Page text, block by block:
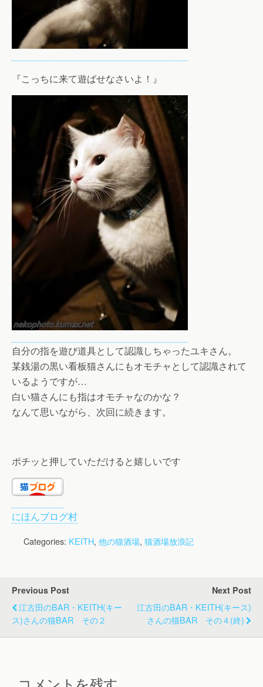
『こっちに来て遊ばせなさいよ！』
自分の指を遊び道具として認識しちゃったユキさん。
某銭湯の黒い看板猫さんにもオモチャとして認識されて
いるようですが…
白い猫さんにも指はオモチャなのかな？
なんて思いながら、次回に続きます。
ポチッと押していただけると嬉しいです
にほんブログ村
Categories: KEITH, 他の猫酒場, 猫酒場放浪記
Previous Post
江古田のBAR・KEITH(キー
ス)さんの猫BAR その２
Next Post
江古田のBAR・KEITH(キース)
さんの猫BAR その４(終)